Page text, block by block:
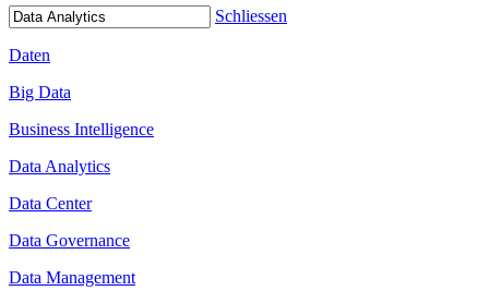
Schliessen
Daten
Big Data
Business Intelligence
Data Analytics
Data Center
Data Governance
Data Management